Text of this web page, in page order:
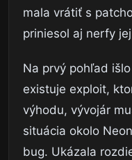
mala vrátiť s
priniesol aj nerfy
Na prvý pohľad
existuje exploit,
výhodu, vývojár
situácia okolo
bug. Ukázala